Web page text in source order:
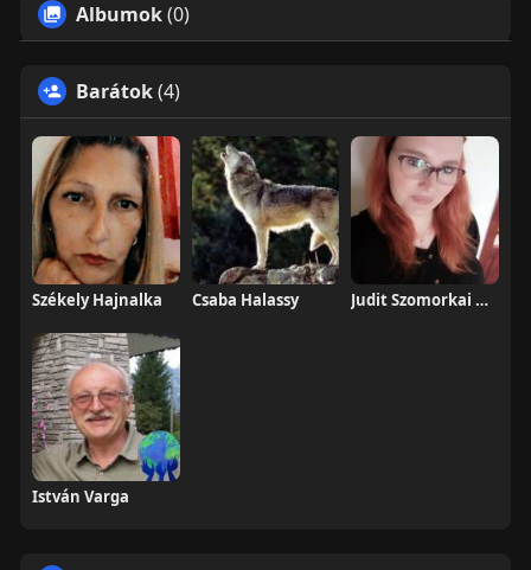
Albumok(0)
Barátok(4)
Székely Hajnalka Csaba Halassy Judit Szomorkai Heffnerné
István Varga